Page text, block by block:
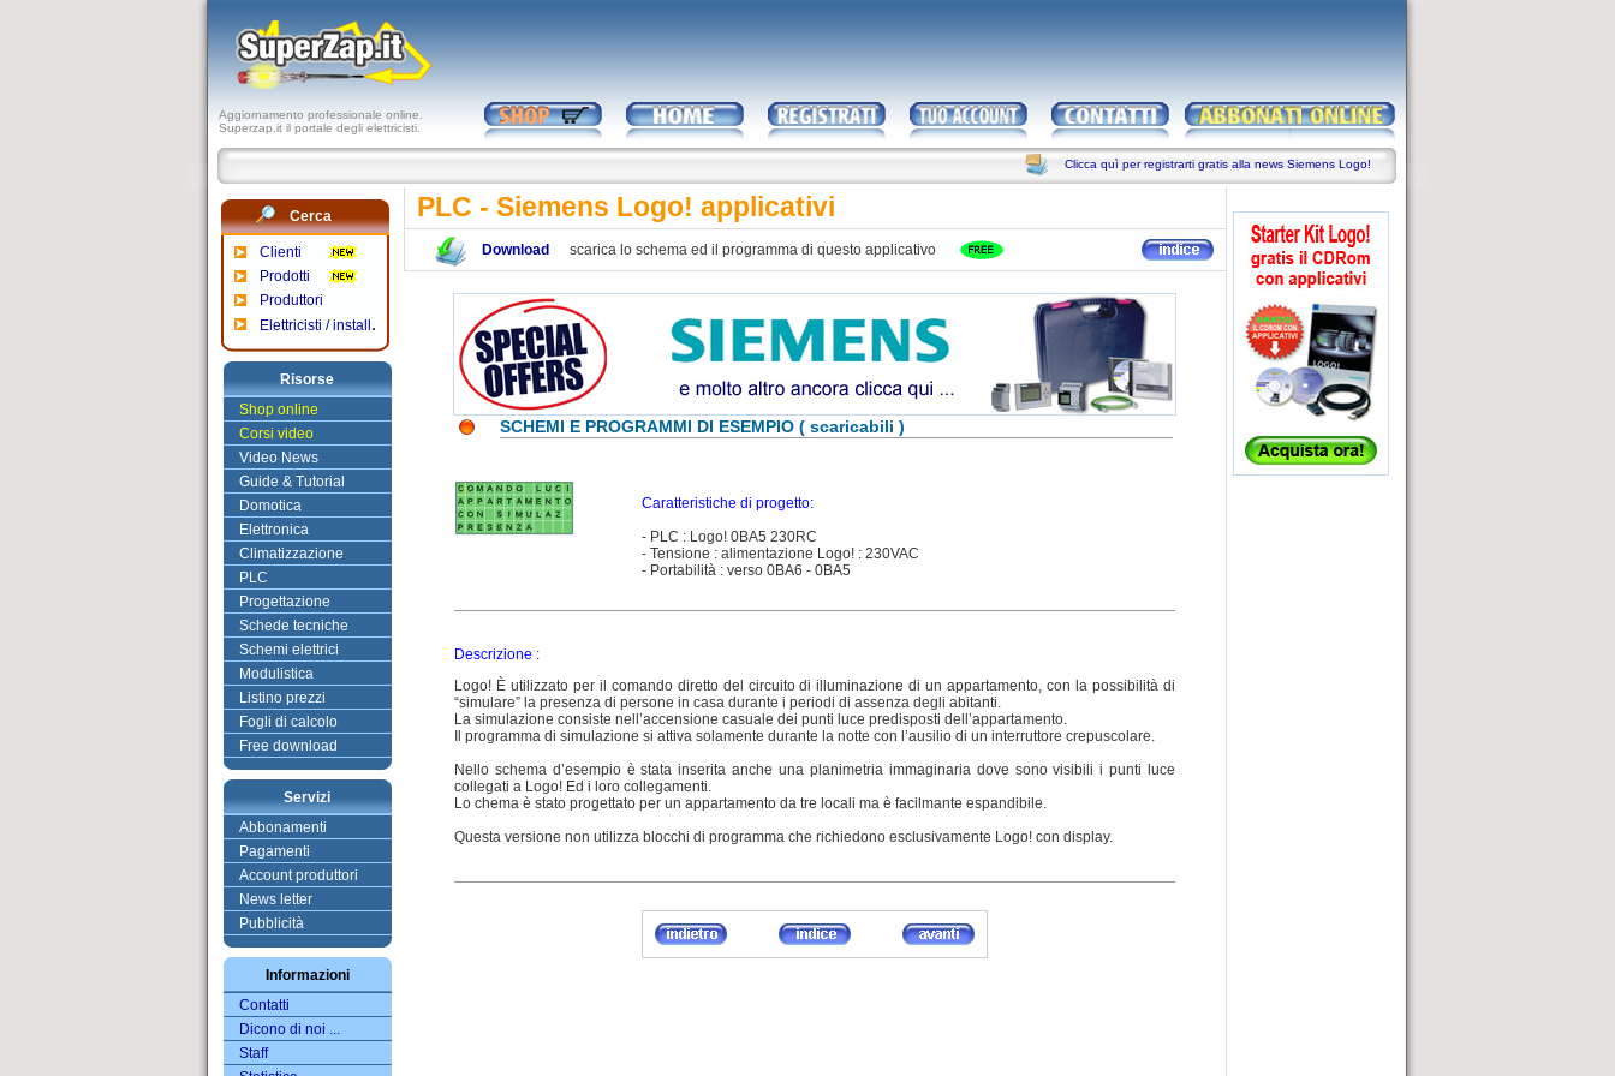
Aggiornamento professionale online.
Superzap.it il portale degli elettricisti.
Clicca quì per registrarti gratis alla news Siemens Logo!
Cerca
Clienti
Prodotti
Produttori
Elettricisti / install .
Risorse
Shop online
Corsi video
Video News
Guide & Tutorial
Domotica
Elettronica
Climatizzazione
PLC
Progettazione
Schede tecniche
Schemi elettrici
Modulistica
Listino prezzi
Fogli di calcolo
Free download
Servizi
Abbonamenti
Pagamenti
Account produttori
News letter
Pubblicità
Informazioni
Contatti
Dicono di noi ...
Staff
PLC - Siemens Logo! applicativi
Download scarica lo schema ed il programma di questo applicativo
SCHEMI E PROGRAMMI DI ESEMPIO ( scaricabili )
Caratteristiche di progetto:
- PLC : Logo! 0BA5 230RC
- Tensione : alimentazione Logo! : 230VAC
- Portabilità : verso 0BA6 - 0BA5
Descrizione :
Logo! È utilizzato per il comando diretto del circuito di illuminazione di un appartamento, con la possibilità di
“simulare” la presenza di persone in casa durante i periodi di assenza degli abitanti.
La simulazione consiste nell’accensione casuale dei punti luce predisposti dell’appartamento.
Il programma di simulazione si attiva solamente durante la notte con l’ausilio di un interruttore crepuscolare.
Nello schema d’esempio è stata inserita anche una planimetria immaginaria dove sono visibili i punti luce
collegati a Logo! Ed i loro collegamenti.
Lo chema è stato progettato per un appartamento da tre locali ma è facilmante espandibile.
Questa versione non utilizza blocchi di programma che richiedono esclusivamente Logo! con display.